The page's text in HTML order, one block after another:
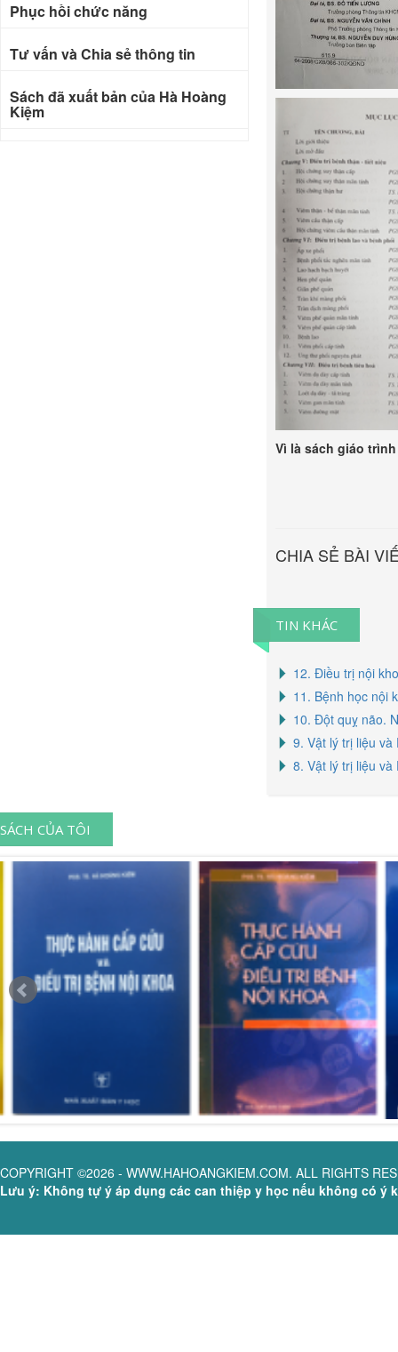
Vì là sách giáo
CHIA SẺ BÀI
TIN KHÁC
12. Điều trị nội
11. Bệnh học nội
10. Đột quỵ não.
9. Vật lý trị liệu
8. Vật lý trị liệu
Phục hồi chức năng
Tư vấn và Chia sẻ thông tin
Sách đã xuất bản của Hà Hoàng
Kiệm
SÁCH CỦA TÔI
COPYRIGHT ©2026 - WWW.HAHOANGKIEM.COM. ALL RIGHTS
Lưu ý: Không tự ý áp dụng các can thiệp y học nếu không có ý